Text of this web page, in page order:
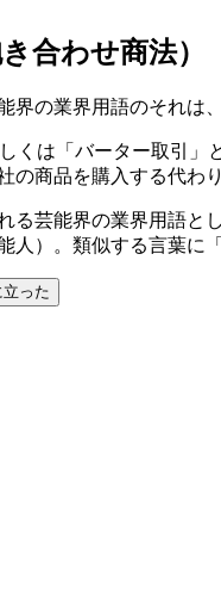
合わせ商法）
界の業界用語のそれは
くは「バーター取引
の商品を購入する代わ
る芸能界の業界用語
人）。類似する言葉に
った